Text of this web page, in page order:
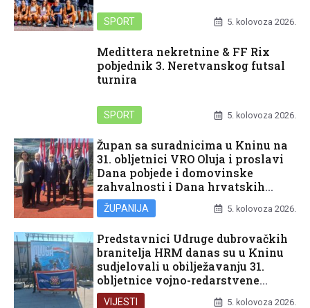
SPORT 5. kolovoza 2026.
Medittera nekretnine & FF Rix
pobjednik 3. Neretvanskog futsal
turnira
SPORT 5. kolovoza 2026.
Župan sa suradnicima u Kninu na
31. obljetnici VRO Oluja i proslavi
Dana pobjede i domovinske
zahvalnosti i Dana hrvatskih
branitelja
ŽUPANIJA 5. kolovoza 2026.
Predstavnici Udruge dubrovačkih
branitelja HRM danas su u Kninu
sudjelovali u obilježavanju 31.
obljetnice vojno-redarstvene
operacije Oluja
VIJESTI 5. kolovoza 2026.